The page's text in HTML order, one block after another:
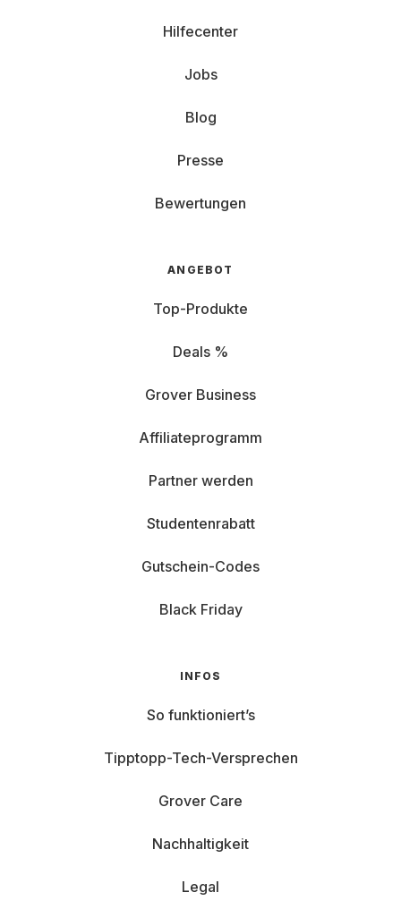
Hilfecenter
Jobs
Blog
Presse
Bewertungen
ANGEBOT
Top-Produkte
Deals %
Grover Business
Affiliateprogramm
Partner werden
Studentenrabatt
Gutschein-Codes
Black Friday
INFOS
So funktioniert’s
Tipptopp-Tech-Versprechen
Grover Care
Nachhaltigkeit
Legal